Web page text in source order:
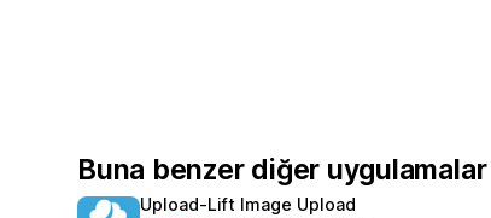
Buna benzer diğer uygulamalar
Upload‑Lift Image Upload